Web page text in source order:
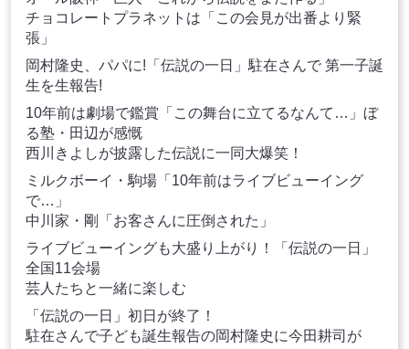
チョコレートプラネットは「この会見が出番より緊
張」
岡村隆史、パパに!「伝説の一日」駐在さんで 第一子誕
生を生報告!
10年前は劇場で鑑賞「この舞台に立てるなんて…」ぼ
る塾・田辺が感慨
西川きよしが披露した伝説に一同大爆笑！
ミルクボーイ・駒場「10年前はライブビューイング
で…」
中川家・剛「お客さんに圧倒された」
ライブビューイングも大盛り上がり！「伝説の一日」
全国11会場
芸人たちと一緒に楽しむ
「伝説の一日」初日が終了！
駐在さんで子ども誕生報告の岡村隆史に今田耕司が